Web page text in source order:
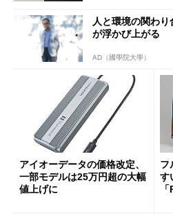
人と環境の関わ
が浮かび上がる
AD（國學院大學）
アイオーデータの価格改定、
一部モデルは25万円超の大幅
値上げに
フ
す